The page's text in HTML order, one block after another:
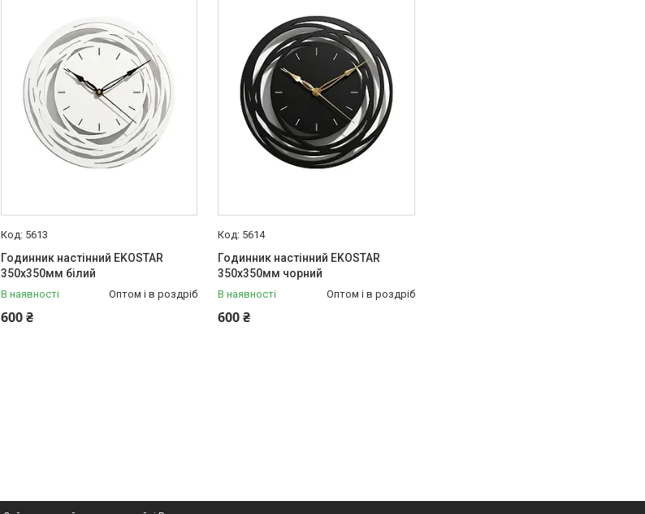
5613
Годинник настінний EKOSTAR
350х350мм білий
В наявності Оптом і в роздріб
600 ₴
5614
Годинник настінний EKOSTAR
350х350мм чорний
В наявності Оптом і в роздріб
600 ₴